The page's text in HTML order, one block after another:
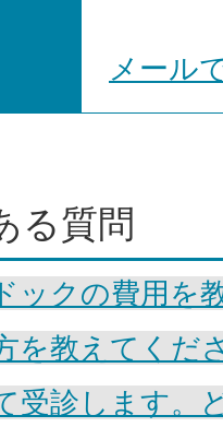
メール
る質問
ックの費用を
を教えてくだ
受診します。